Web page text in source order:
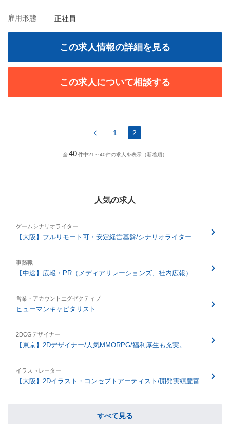
雇用形態 正社員
この求人情報の詳細を見る
この求人について相談する
1 2
全40件中21～40件の求人を表示（新着順）
人気の求人
ゲームシナリオライター
【大阪】フルリモート可・安定経営基盤/シナリオライター
事務職
【中途】広報・PR（メディアリレーションズ、社内広報）
営業・アカウントエグゼクティブ
ヒューマンキャピタリスト
2DCGデザイナー
【東京】2Dデザイナー/人気MMORPG/福利厚生も充実。
イラストレーター
【大阪】2Dイラスト・コンセプトアーティスト/開発実績豊富
すべて見る